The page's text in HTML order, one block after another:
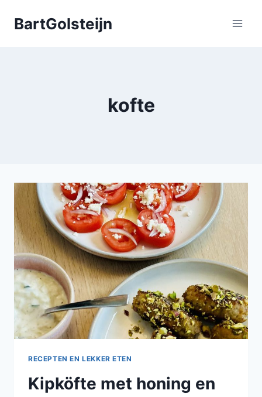
naarBartGolsteijn
kofte
RECEPTEN EN LEKKER ETEN
Kipköfte met honing en